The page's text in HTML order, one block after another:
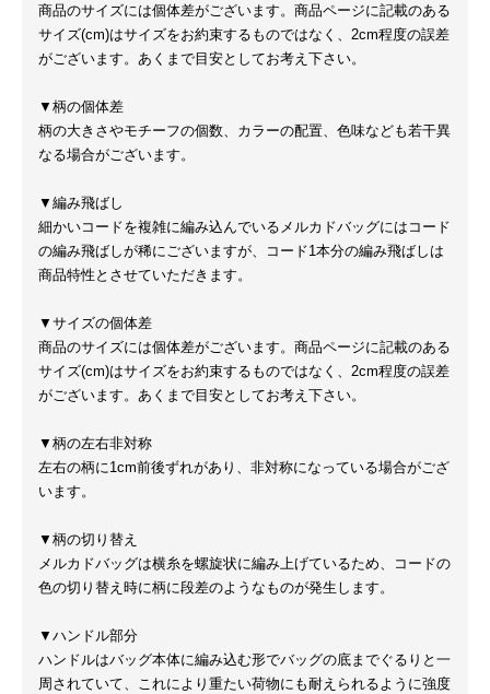
商品のサイズには個体差がございます。商品ページに記載のある
サイズ(cm)はサイズをお約束するものではなく、2cm程度の誤差
がございます。あくまで目安としてお考え下さい。
▼柄の個体差
柄の大きさやモチーフの個数、カラーの配置、色味なども若干異
なる場合がございます。
▼編み飛ばし
細かいコードを複雑に編み込んでいるメルカドバッグにはコード
の編み飛ばしが稀にございますが、コード1本分の編み飛ばしは
商品特性とさせていただきます。
▼サイズの個体差
商品のサイズには個体差がございます。商品ページに記載のある
サイズ(cm)はサイズをお約束するものではなく、2cm程度の誤差
がございます。あくまで目安としてお考え下さい。
▼柄の左右非対称
左右の柄に1cm前後ずれがあり、非対称になっている場合がござ
います。
▼柄の切り替え
メルカドバッグは横糸を螺旋状に編み上げているため、コードの
色の切り替え時に柄に段差のようなものが発生します。
▼ハンドル部分
ハンドルはバッグ本体に編み込む形でバッグの底までぐるりと一
周されていて、これにより重たい荷物にも耐えられるように強度